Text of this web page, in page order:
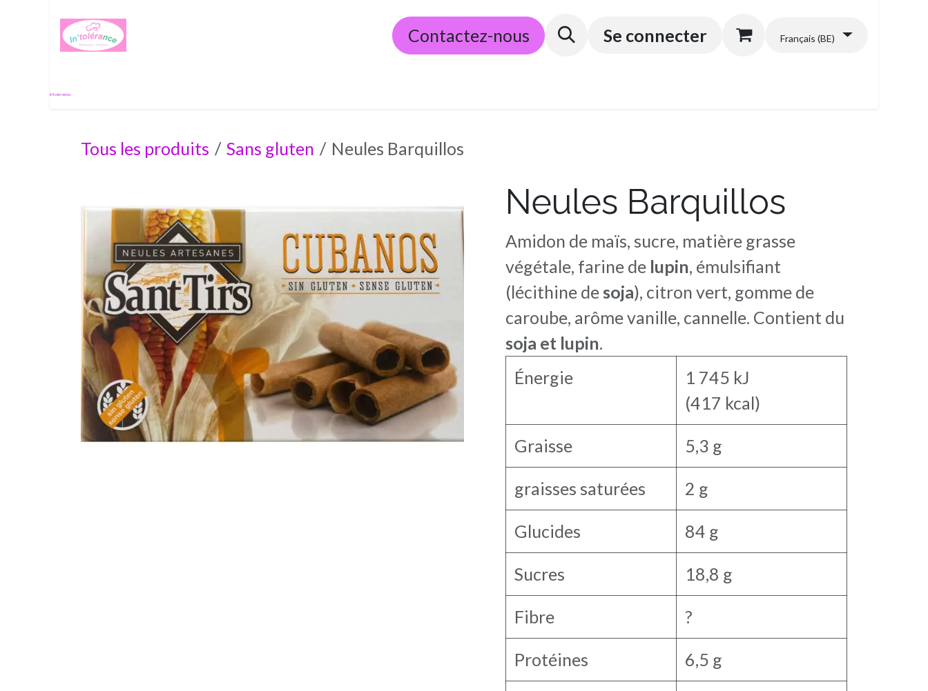
​E-commerce Partenaires Conditions générales
Contactez-nous Se connecter Français (BE)
In'tolérance.
Tous les produits Sans gluten Neules Barquillos
Neules Barquillos
Amidon de maïs, sucre, matière grasse
végétale, farine de lupin, émulsifiant
(lécithine de soja), citron vert, gomme de
caroube, arôme vanille, cannelle. Contient du
soja et lupin.
Énergie
1 745 kJ
(417 kcal)
Graisse 5,3 g
graisses saturées 2 g
Glucides 84 g
Sucres 18,8 g
Fibre ?
Protéines 6,5 g